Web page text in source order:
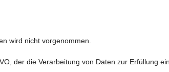
wird nicht vorgenommen.
der die Verarbeitung von Daten zur Erfüllung